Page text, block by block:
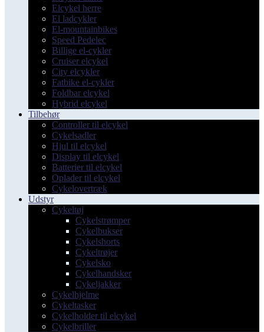
Elcykel herre
El ladcykler
El-mountainbikes
Speed Pedelec
Billige el-cykler
Cruiser elcykel
City elcykler
Fatbike el-cykler
Foldbar elcykel
Hybrid elcykel
Tilbehør
Controller til elcykel
Cykelsadler
Hjul til elcykel
Display til elcykel
Batterier til elcykel
Oplader til elcykel
Cykelovertræk
Udstyr
Cykeltøj
Cykelstrømper
Cykelbukser
Cykelshorts
Cykeltrøjer
Cykelsko
Cykelhandsker
Cykeljakker
Cykelhjelme
Cykeltasker
Cykelholder til elcykel
Cykelbriller